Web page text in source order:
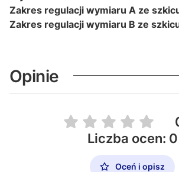
Zakres regulacji wymiaru A ze
Zakres regulacji wymiaru B ze
Opinie
Liczba ocen: 0
Oceń i opisz